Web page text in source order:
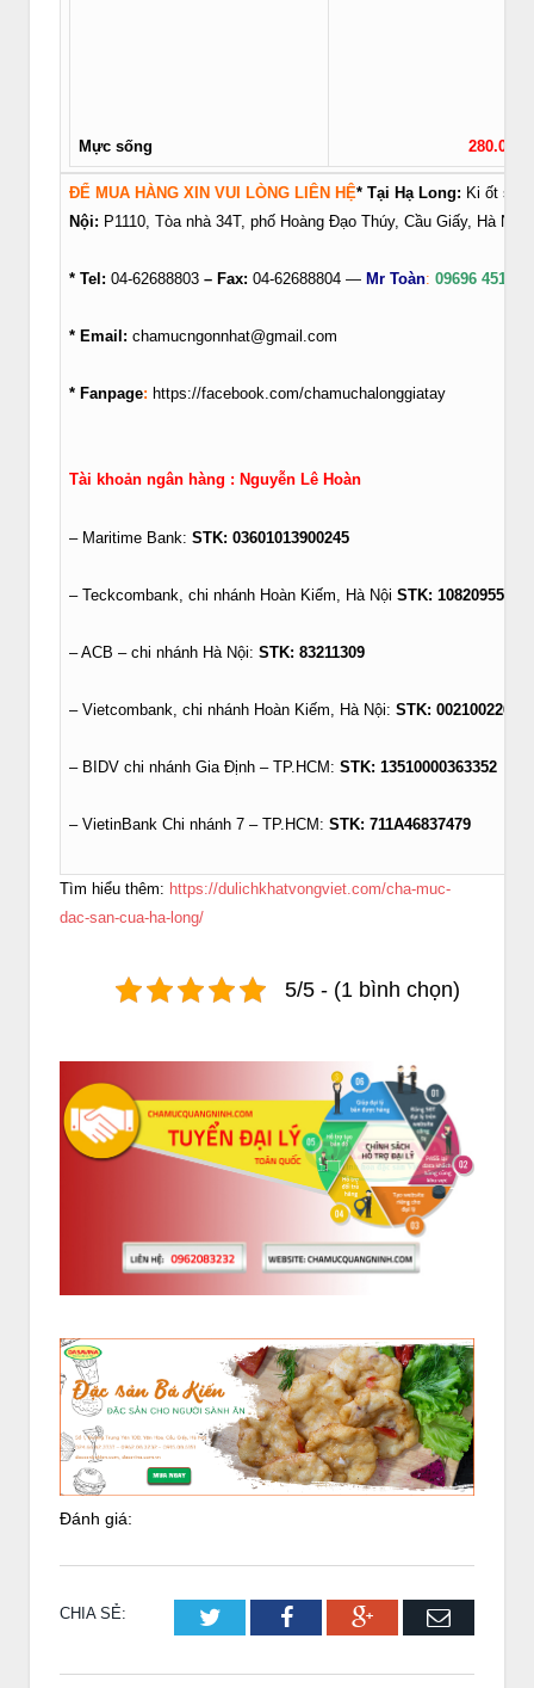
Mực sống 280.000/
ĐỂ MUA HÀNG XIN VUI LÒNG LIÊN HỆ* Tại Hạ Long: Ki ốt số
Nội: P1110, Tòa nhà 34T, phố Hoàng Đạo Thúy, Cầu Giấy, Hà Nội
* Tel: 04-62688803 – Fax: 04-62688804 — Mr Toàn: 09696 45151
* Email: chamucngonnhat@gmail.com
* Fanpage: https://facebook.com/chamuchalonggiatay
Tài khoản ngân hàng : Nguyễn Lê Hoàn
– Maritime Bank: STK: 03601013900245
– Teckcombank, chi nhánh Hoàn Kiếm, Hà Nội STK:
– ACB – chi nhánh Hà Nội: STK: 83211309
– Vietcombank, chi nhánh Hoàn Kiếm, Hà Nội: STK:
– BIDV chi nhánh Gia Định – TP.HCM: STK: 13510000363352
– VietinBank Chi nhánh 7 – TP.HCM: STK: 711A46837479
Tìm hiểu thêm: https://dulichkhatvongviet.com/cha-muc-
dac-san-cua-ha-long/
5/5 - (1 bình chọn)
Đánh giá:
CHIA SẺ: TwitterFacebookGoogle+Email